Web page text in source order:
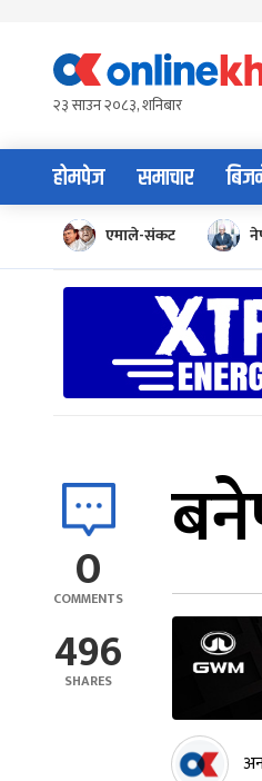
content२३ साउन २०८३, शनिबार
होमपेज समाचार
एमाले-संकट
0
COMMENTS
496
SHARES